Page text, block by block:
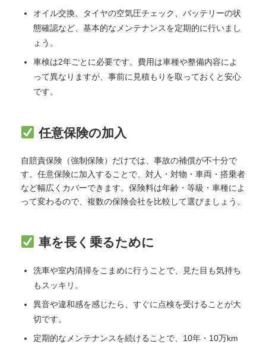
オイル交換、タイヤの空気圧チェック、バッテリーの状
態確認など、基本的なメンテナンスを定期的に行いまし
ょう。
車検は2年ごとに必要です。費用は車種や整備内容によ
って異なりますが、事前に見積もりを取っておくと安心
です。
任意保険の加入
自賠責保険（強制保険）だけでは、事故の補償が不十分で
す。任意保険に加入することで、対人・対物・車両・搭乗者
など幅広くカバーできます。保険料は年齢・等級・車種によ
って変わるので、複数の保険会社を比較して選びましょう。
車を長く乗るために
洗車や室内清掃をこまめに行うことで、見た目も気持ち
もスッキリ。
異音や違和感を感じたら、すぐに点検を受けることが大
切です。
定期的なメンテナンスを続けることで、10年・10万km